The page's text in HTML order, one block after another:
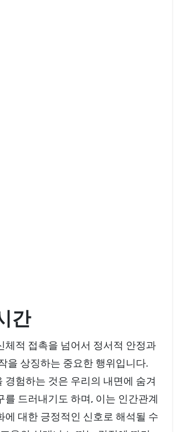
간
체적 접촉을 넘어서 정서적 안정과
을 상징하는 중요한 행위입니다.
경험하는 것은 우리의 내면에 숨겨
를 드러내기도 하며, 이는 인간관계
에 대한 긍정적인 신호로 해석될 수